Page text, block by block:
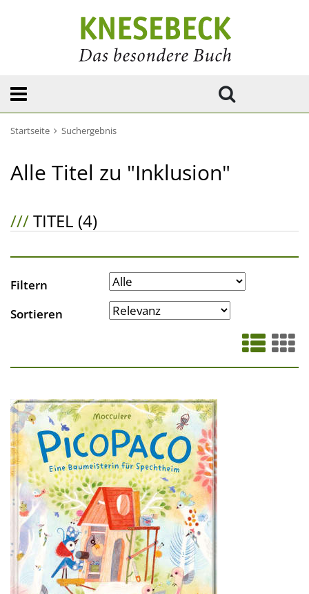
Startseite Suchergebnis
Alle Titel zu "Inklusion"
///TITEL (4)
Filtern
Sortieren